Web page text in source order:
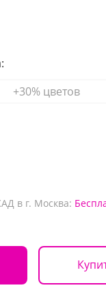
+30% цветов
в г. Москва: